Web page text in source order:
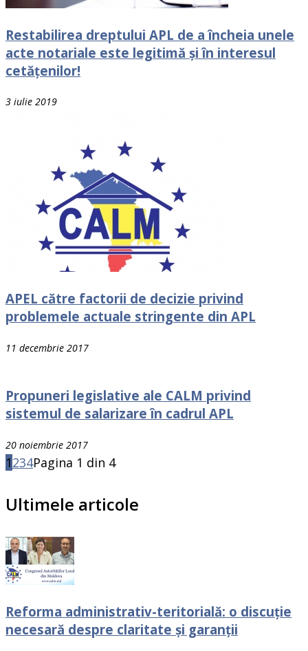
Restabilirea dreptului APL de a încheia unele
acte notariale este legitimă și în interesul
cetățenilor!
3 iulie 2019
APEL către factorii de decizie privind
problemele actuale stringente din APL
11 decembrie 2017
Propuneri legislative ale CALM privind
sistemul de salarizare în cadrul APL
20 noiembrie 2017
1234Pagina 1 din 4
Ultimele articole
Reforma administrativ-teritorială: o discuție
necesară despre claritate și garanții